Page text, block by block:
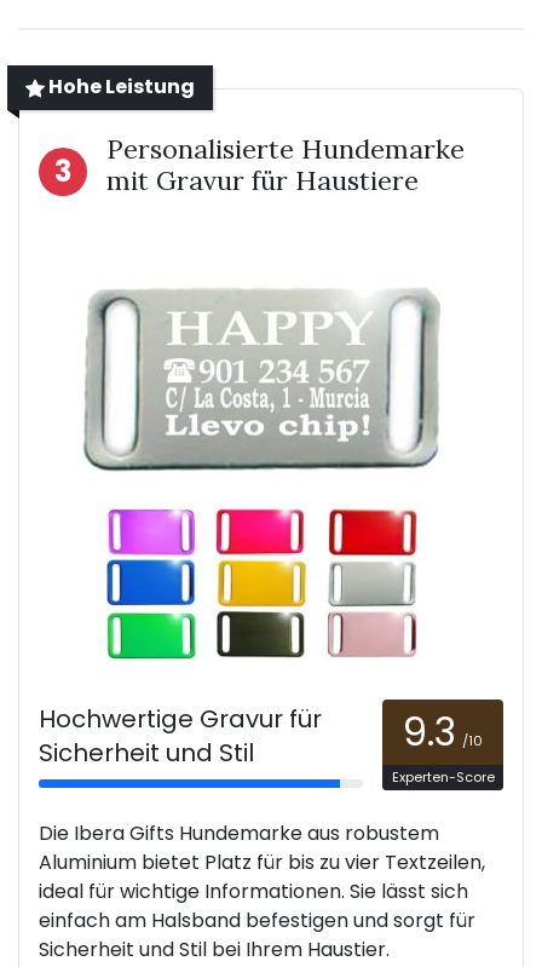
Hohe Leistung
3
Personalisierte Hundemarke
mit Gravur für Haustiere
Hochwertige Gravur für
Sicherheit und Stil
9.3 /10
Experten-Score
Die Ibera Gifts Hundemarke aus robustem
Aluminium bietet Platz für bis zu vier Textzeilen,
ideal für wichtige Informationen. Sie lässt sich
einfach am Halsband befestigen und sorgt für
Sicherheit und Stil bei Ihrem Haustier.